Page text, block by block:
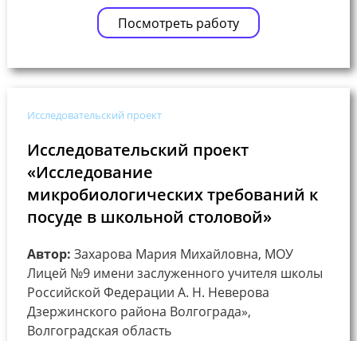
Посмотреть работу
Исследовательский проект
Исследовательский проект
«Исследование
микробиологических требований к
посуде в школьной столовой»
Автор: Захарова Мария Михайловна, МОУ
Лицей №9 имени заслуженного учителя школы
Российской Федерации А. Н. Неверова
Дзержинского района Волгограда»,
Волгоградская область